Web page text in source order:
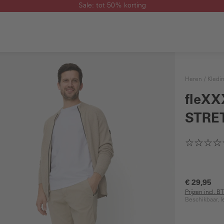
Sale: tot 50% korting
Heren
€ 29,95
Prijzen incl.
Beschikbaar,